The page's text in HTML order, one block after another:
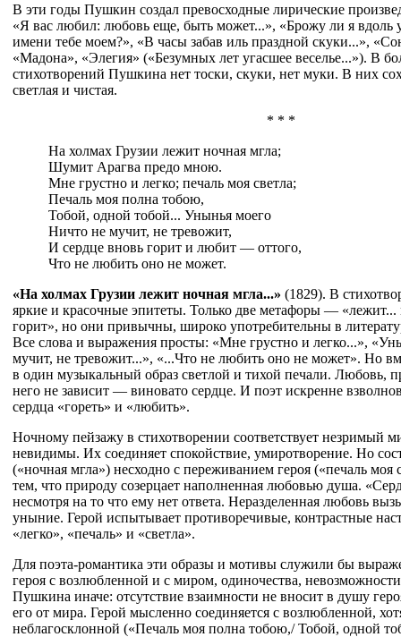
В эти годы Пушкин создал превосходные лирические
«Я вас любил: любовь еще, быть может...», «Брожу ли я
имени тебе моем?», «В часы забав иль праздной скуки...»,
«Мадона», «Элегия» («Безумных лет угасшее веселье...»). В
стихотворений Пушкина нет тоски, скуки, нет муки. В них
светлая и чистая.
* * *
На холмах Грузии лежит ночная мгла;
Шумит Арагва предо мною.
Мне грустно и легко; печаль моя светла;
Печаль моя полна тобою,
Тобой, одной тобой... Унынья моего
Ничто не мучит, не тревожит,
И сердце вновь горит и любит — оттого,
Что не любить оно не может.
«На холмах Грузии лежит ночная мгла...» (1829). В
яркие и красочные эпитеты. Только две метафоры — «лежит...
горит», но они привычны, широко употребительны в
Все слова и выражения просты: «Мне грустно и легко...»,
мучит, не тревожит...», «...Что не любить оно не может». Но
в один музыкальный образ светлой и тихой печали. Любовь,
него не зависит — виновато сердце. И поэт искренне
сердца «гореть» и «любить».
Ночному пейзажу в стихотворении соответствует незримый
невидимы. Их соединяет спокойствие, умиротворение. Но
(«ночная мгла») несходно с переживанием героя («печаль моя
тем, что природу созерцает наполненная любовью душа.
несмотря на то что ему нет ответа. Неразделенная любовь
уныние. Герой испытывает противоречивые, контрастные
«легко», «печаль» и «светла».
Для поэта-романтика эти образы и мотивы служили бы
героя с возлюбленной и с миром, одиночества,
Пушкина иначе: отсутствие взаимности не вносит в душу
его от мира. Герой мысленно соединяется с возлюбленной,
неблагосклонной («Печаль моя полна тобою,/ Тобой, одной